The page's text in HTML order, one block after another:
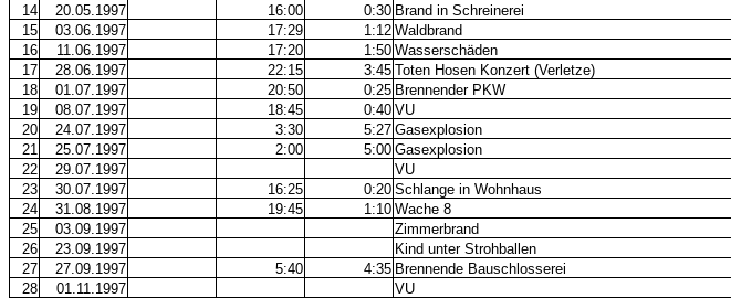
14
20.05.1997 16:00 0:30 Brand in Schreinerei
15
03.06.1997 17:29 1:12 Waldbrand
16
11.06.1997 17:20 1:50 Wasserschäden
17
28.06.1997 22:15 3:45 Toten Hosen Konzert (Verletze)
18
01.07.1997 20:50 0:25 Brennender PKW
19
08.07.1997 18:45 0:40 VU
20
24.07.1997 3:30 5:27 Gasexplosion
21
25.07.1997 2:00 5:00 Gasexplosion
22
29.07.1997
VU
23
30.07.1997 16:25 0:20 Schlange in Wohnhaus
24
31.08.1997 19:45 1:10 Wache 8
25
03.09.1997
Zimmerbrand
26
23.09.1997
Kind unter Strohballen
27
27.09.1997 5:40 4:35 Brennende Bauschlosserei
28
01.11.1997
VU